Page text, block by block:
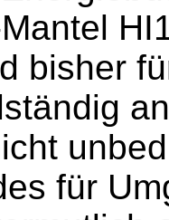
bisher
für